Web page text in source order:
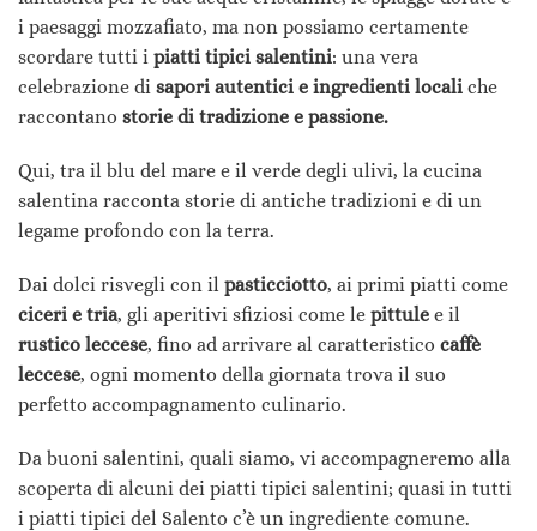
i paesaggi mozzafiato, ma non possiamo certamente
scordare tutti i piatti tipici salentini: una vera
celebrazione di sapori autentici e ingredienti locali che
raccontano storie di tradizione e passione.
Qui, tra il blu del mare e il verde degli ulivi, la cucina
salentina racconta storie di antiche tradizioni e di un
legame profondo con la terra.
Dai dolci risvegli con il pasticciotto, ai primi piatti come
ciceri e tria, gli aperitivi sfiziosi come le pittule e il
rustico leccese, fino ad arrivare al caratteristico caffè
leccese, ogni momento della giornata trova il suo
perfetto accompagnamento culinario.
Da buoni salentini, quali siamo, vi accompagneremo alla
scoperta di alcuni dei piatti tipici salentini; quasi in tutti
i piatti tipici del Salento c’è un ingrediente comune.